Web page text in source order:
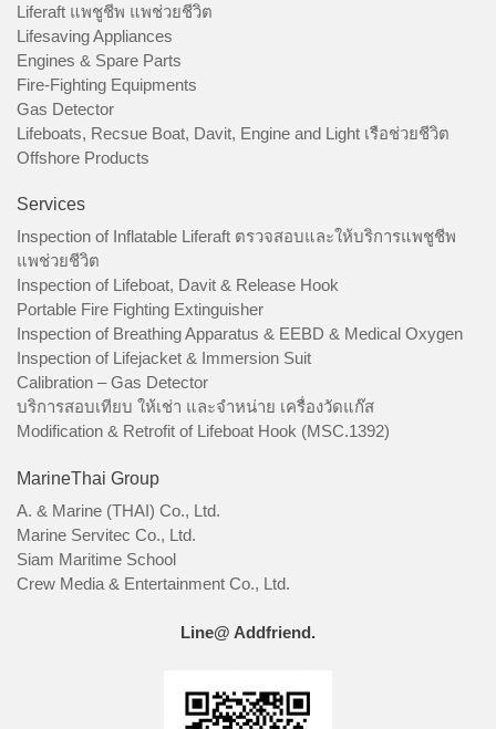
Liferaft แพชูชีพ แพช่วยชีวิต
Lifesaving Appliances
Engines & Spare Parts
Fire-Fighting Equipments
Gas Detector
Lifeboats, Recsue Boat, Davit, Engine and Light เรือช่วยชีวิต
Offshore Products
Services
Inspection of Inflatable Liferaft ตรวจสอบและให้บริการแพชูชีพ
แพช่วยชีวิต
Inspection of Lifeboat, Davit & Release Hook
Portable Fire Fighting Extinguisher
Inspection of Breathing Apparatus & EEBD & Medical Oxygen
Inspection of Lifejacket & Immersion Suit
Calibration – Gas Detector
บริการสอบเทียบ ให้เช่า และจำหน่าย เครื่องวัดแก๊ส
Modification & Retrofit of Lifeboat Hook (MSC.1392)
MarineThai Group
A. & Marine (THAI) Co., Ltd.
Marine Servitec Co., Ltd.
Siam Maritime School
Crew Media & Entertainment Co., Ltd.
Line@ Addfriend.